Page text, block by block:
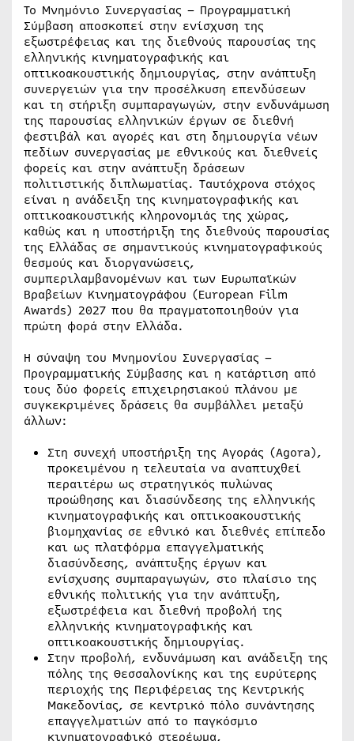
Το Μνημόνιο Συνεργασίας – Προγραμματική
Σύμβαση αποσκοπεί στην ενίσχυση της
εξωστρέφειας και της διεθνούς παρουσίας της
ελληνικής κινηματογραφικής και
οπτικοακουστικής δημιουργίας, στην ανάπτυξη
συνεργειών για την προσέλκυση επενδύσεων
και τη στήριξη συμπαραγωγών, στην ενδυνάμωση
της παρουσίας ελληνικών έργων σε διεθνή
φεστιβάλ και αγορές και στη δημιουργία νέων
πεδίων συνεργασίας με εθνικούς και διεθνείς
φορείς και στην ανάπτυξη δράσεων
πολιτιστικής διπλωματίας. Ταυτόχρονα στόχος
είναι η ανάδειξη της κινηματογραφικής και
οπτικοακουστικής κληρονομιάς της χώρας,
καθώς και η υποστήριξη της διεθνούς παρουσίας
της Ελλάδας σε σημαντικούς κινηματογραφικούς
θεσμούς και διοργανώσεις,
συμπεριλαμβανομένων και των Ευρωπαϊκών
Βραβείων Κινηματογράφου (European Film
Awards) 2027 που θα πραγματοποιηθούν για
πρώτη φορά στην Ελλάδα.
Η σύναψη του Μνημονίου Συνεργασίας –
Προγραμματικής Σύμβασης και η κατάρτιση από
τους δύο φορείς επιχειρησιακού πλάνου με
συγκεκριμένες δράσεις θα συμβάλλει μεταξύ
άλλων:
Στη συνεχή υποστήριξη της Αγοράς (Agora),
προκειμένου η τελευταία να αναπτυχθεί
περαιτέρω ως στρατηγικός πυλώνας
προώθησης και διασύνδεσης της ελληνικής
κινηματογραφικής και οπτικοακουστικής
βιομηχανίας σε εθνικό και διεθνές επίπεδο
και ως πλατφόρμα επαγγελματικής
διασύνδεσης, ανάπτυξης έργων και
ενίσχυσης συμπαραγωγών, στο πλαίσιο της
εθνικής πολιτικής για την ανάπτυξη,
εξωστρέφεια και διεθνή προβολή της
ελληνικής κινηματογραφικής και
οπτικοακουστικής δημιουργίας.
Στην προβολή, ενδυνάμωση και ανάδειξη της
πόλης της Θεσσαλονίκης και της ευρύτερης
περιοχής της Περιφέρειας της Κεντρικής
Μακεδονίας, σε κεντρικό πόλο συνάντησης
επαγγελματιών από το παγκόσμιο
κινηματογραφικό στερέωμα,